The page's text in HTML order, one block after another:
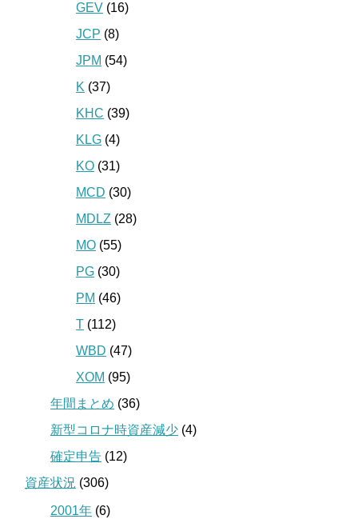
GEV (16)
JCP (8)
JPM (54)
K (37)
KHC (39)
KLG (4)
KO (31)
MCD (30)
MDLZ (28)
MO (55)
PG (30)
PM (46)
T (112)
WBD (47)
XOM (95)
年間まとめ (36)
新型コロナ時資産減少 (4)
確定申告 (12)
資産状況 (306)
2001年 (6)